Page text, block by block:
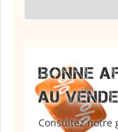
BONNE
AU
Consultez notre